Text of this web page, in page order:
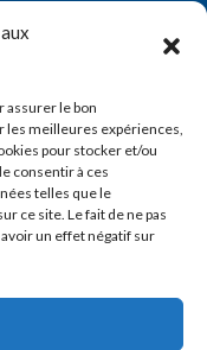
assurer le bon
les meilleures expériences,
pour stocker et/ou
consentir à ces
telles que le
ce site. Le fait de ne pas
un effet négatif sur